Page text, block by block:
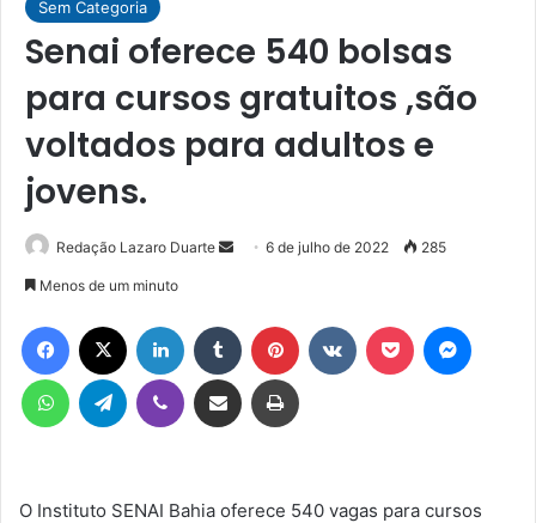
Sem Categoria
Senai oferece 540 bolsas
para cursos gratuitos ,são
voltados para adultos e
jovens.
Redação Lazaro Duarte
Mande
mail
6 de julho de 2022 285
Menos de um minuto
Facebook Linkedin Tumblr Pinterest Pocket
WhatsAppTelegram Viber Compartilhar via e-mail Imprimir
O Instituto SENAI Bahia oferece 540 vagas para cursos